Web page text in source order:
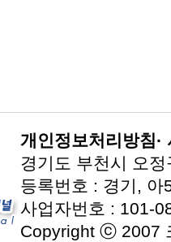
개인정보처리방침·
경기도 부천시 오
등록번호 : 경기,
사업자번호 : 101-
Copyright ⓒ 2007